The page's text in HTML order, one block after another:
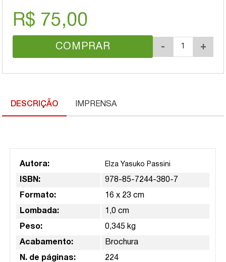
R$ 75,00
COMPRAR - +
DESCRIÇÃO IMPRENSA
Autora: Elza Yasuko Passini
ISBN: 978-85-7244-380-7
Formato: 16 x 23 cm
Lombada: 1,0 cm
Peso: 0,345 kg
Acabamento: Brochura
N. de páginas: 224